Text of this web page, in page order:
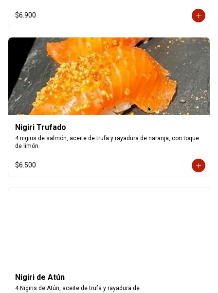
$6.900
Nigiri Trufado
4 nigiris de salmón, aceite de trufa y rayadura de naranja, con toque
de limón.
$6.500
Nigiri de Atún
4 Nigiris de Atún, aceite de trufa y rayadura de